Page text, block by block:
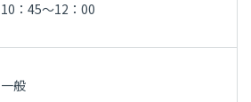
10：45～12：00
一般